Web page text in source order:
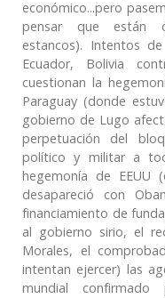
económico...pero
pensar que están
estancos). Intentos
Ecuador, Bolivia
cuestionan la
Paraguay (donde
gobierno de Lugo
perpetuación del
político y militar a
hegemonía de
desapareció con
financiamiento de
al gobierno sirio, el
Morales, el
intentan ejercer) las
mundial